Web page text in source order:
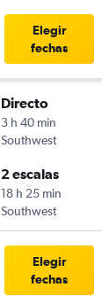
Elegir
fechas
Directo
3 h 40 min
Southwest
2 escalas
18 h 25 min
Southwest
Elegir
fechas